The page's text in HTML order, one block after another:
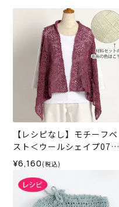
【レシピなし】モチーフベ
スト＜ウールシェイプ07BE
＞（編み物 材料セット）
¥6,160 (税込)